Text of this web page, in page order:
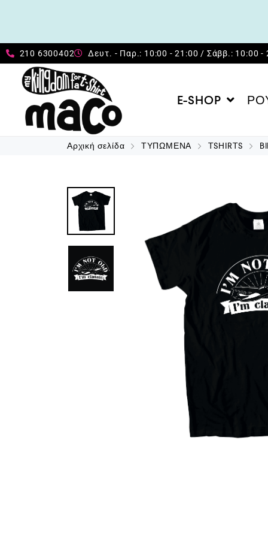
210 6300402 Δευτ. - Παρ.: 10:00 - 21:00 / Σάββ.: 10:00 -
E-SHOP
Αρχική σελίδα ΤΥΠΩΜΕΝΑ TSHIRTS